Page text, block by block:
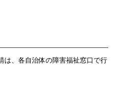
は、各自治体の障害福祉窓口で行